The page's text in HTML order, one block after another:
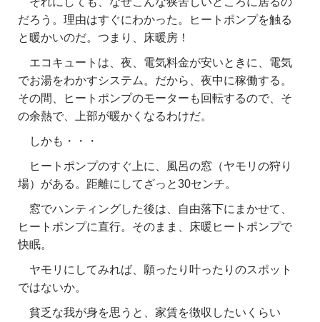
だろう。理由はすぐにわかった。ヒートポンプを触る
と暖かいのだ。つまり、床暖房！
エコキュートは、夜、電気料金が安いときに、電気
でお湯をわかすシステム。だから、夜中に稼働する。
その間、ヒートポンプのモーターも回転するので、そ
の余熱で、上部が暖かくなるわけだ。
しかも・・・
ヒートポンプのすぐ上に、風呂の窓（ヤモリの狩り
場）がある。距離にしてざっと30センチ。
窓でハンティングした後は、自由落下にまかせて、
ヒートポンプに直行。そのまま、床暖ヒートポンプで
快眠。
ヤモリにしてみれば、願ったり叶ったりのスポット
ではないか。
貧乏な我が身を思うと、家賃を徴収したいくらい